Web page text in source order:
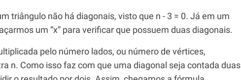
triângulo não há diagonais, visto que n - 3 = 0. Já em um
um “x” para verificar que possuem duas diagonais.
pelo número lados, ou número de vértices,
n. Como isso faz com que uma diagonal seja contada duas